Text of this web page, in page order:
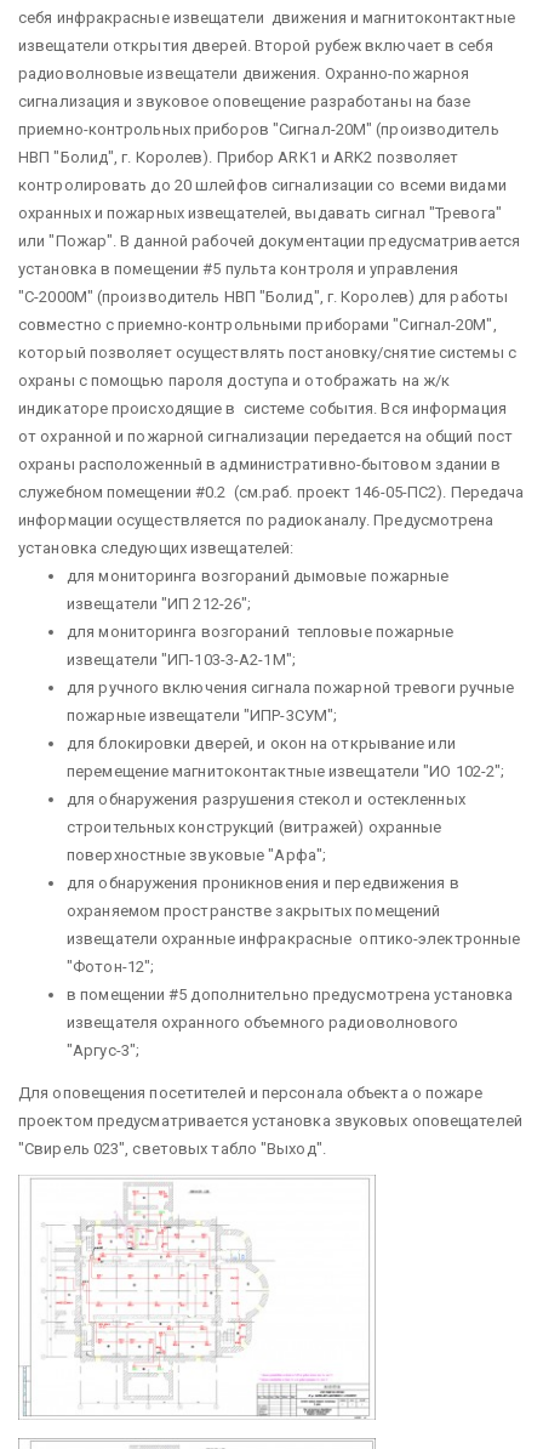
себя инфракрасные извещатели движения и магнитоконтактные
извещатели открытия дверей. Второй рубеж включает в себя
радиоволновые извещатели движения. Охранно-пожарноя
сигнализация и звуковое оповещение разработаны на базе
приемно-контрольных приборов "Сигнал-20М" (производитель
НВП "Болид", г. Королев). Прибор ARK1 и ARK2 позволяет
контролировать до 20 шлейфов сигнализации со всеми видами
охранных и пожарных извещателей, выдавать сигнал "Тревога"
или "Пожар". В данной рабочей документации предусматривается
установка в помещении #5 пульта контроля и управления
"С-2000М" (производитель НВП "Болид", г. Королев) для работы
совместно с приемно-контрольными приборами "Сигнал-20М",
который позволяет осуществлять постановку/снятие системы с
охраны с помощью пароля доступа и отображать на ж/к
индикаторе происходящие в системе события. Вся информация
от охранной и пожарной сигнализации передается на общий пост
охраны расположенный в административно-бытовом здании в
служебном помещении #0.2 (см.раб. проект 146-05-ПС2). Передача
информации осуществляется по радиоканалу. Предусмотрена
установка следующих извещателей:
для мониторинга возгораний дымовые пожарные
извещатели "ИП 212-26";
для мониторинга возгораний тепловые пожарные
извещатели "ИП-103-3-А2-1М";
для ручного включения сигнала пожарной тревоги ручные
пожарные извещатели "ИПР-3СУМ";
для блокировки дверей, и окон на открывание или
перемещение магнитоконтактные извещатели "ИО 102-2";
для обнаружения разрушения стекол и остекленных
строительных конструкций (витражей) охранные
поверхностные звуковые "Арфа";
для обнаружения проникновения и передвижения в
охраняемом пространстве закрытых помещений
извещатели охранные инфракрасные оптико-электронные
"Фотон-12";
в помещении #5 дополнительно предусмотрена установка
извещателя охранного объемного радиоволнового
"Аргус-3";
Для оповещения посетителей и персонала объекта о пожаре
проектом предусматривается установка звуковых оповещателей
"Свирель 023", световых табло "Выход".